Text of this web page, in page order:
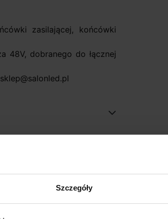
Szczegóły
zasilającej, końcówki
48V, dobranego do łącznej